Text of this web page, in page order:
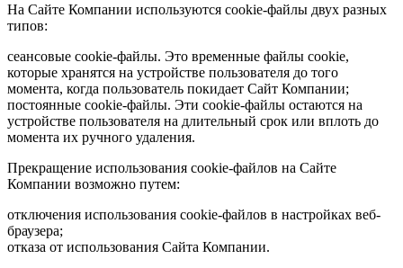
На Сайте Компании используются cookie-файлы двух разных
типов:
сеансовые cookie-файлы. Это временные файлы cookie,
которые хранятся на устройстве пользователя до того
момента, когда пользователь покидает Сайт Компании;
постоянные cookie-файлы. Эти cookie-файлы остаются на
устройстве пользователя на длительный срок или вплоть до
момента их ручного удаления.
Прекращение использования cookie-файлов на Сайте
Компании возможно путем:
отключения использования cookie-файлов в настройках веб-
браузера;
отказа от использования Сайта Компании.